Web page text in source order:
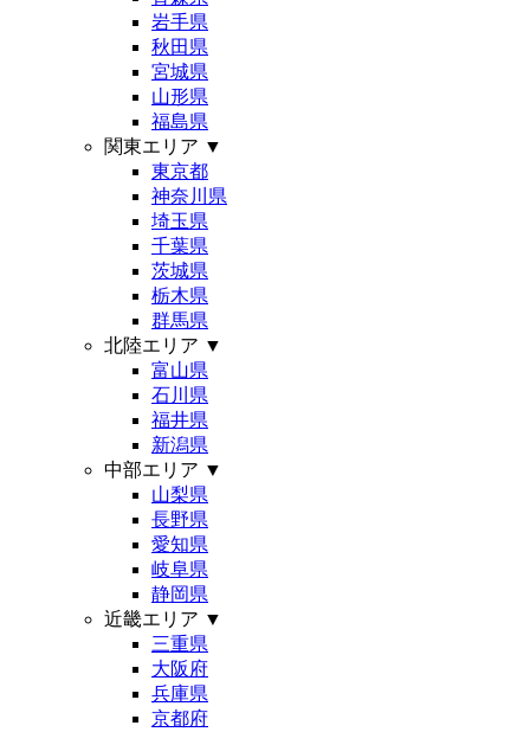
岩手県
秋田県
宮城県
山形県
福島県
関東エリア ▼
東京都
神奈川県
埼玉県
千葉県
茨城県
栃木県
群馬県
北陸エリア ▼
富山県
石川県
福井県
新潟県
中部エリア ▼
山梨県
長野県
愛知県
岐阜県
静岡県
近畿エリア ▼
三重県
大阪府
兵庫県
京都府